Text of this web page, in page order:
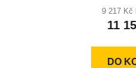
9 217 Kč
11
DO